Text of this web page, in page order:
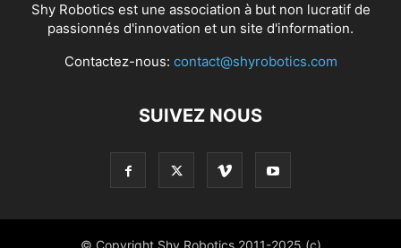
Shy Robotics est une association à but non lucratif de
passionnés d'innovation et un site d'information.
Contactez-nous: contact@shyrobotics.com
SUIVEZ NOUS